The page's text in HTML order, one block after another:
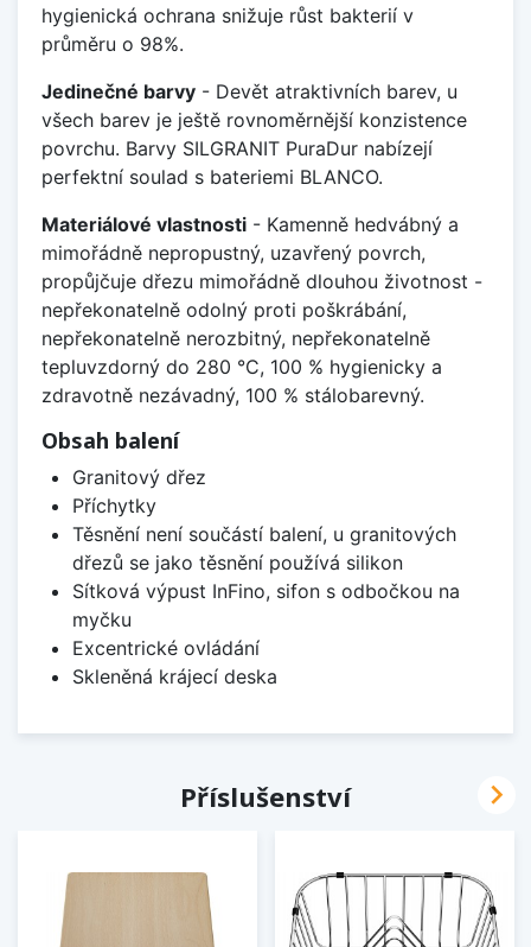
hygienická ochrana snižuje růst bakterií v
průměru o 98%.
Jedinečné barvy - Devět atraktivních barev, u
všech barev je ještě rovnoměrnější konzistence
povrchu. Barvy SILGRANIT PuraDur nabízejí
perfektní soulad s bateriemi BLANCO.
Materiálové vlastnosti - Kamenně hedvábný a
mimořádně nepropustný, uzavřený povrch,
propůjčuje dřezu mimořádně dlouhou životnost -
nepřekonatelně odolný proti poškrábání,
nepřekonatelně nerozbitný, nepřekonatelně
tepluvzdorný do 280 °C, 100 % hygienicky a
zdravotně nezávadný, 100 % stálobarevný.
Obsah balení
Granitový dřez
Příchytky
Těsnění není součástí balení, u granitových
dřezů se jako těsnění používá silikon
Sítková výpust InFino, sifon s odbočkou na
myčku
Excentrické ovládání
Skleněná krájecí deska
Příslušenství 